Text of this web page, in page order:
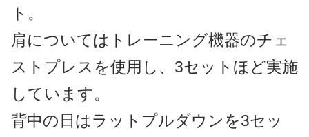
ト。
肩についてはトレーニング機器のチェ
ストプレスを使用し、3セットほど実施
しています。
背中の日はラットプルダウンを3セッ